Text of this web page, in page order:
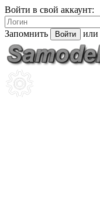
Войти в свой аккаунт:
Запомнить Войти или